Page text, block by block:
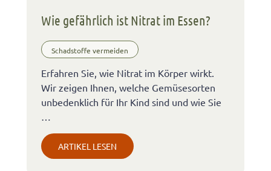
Wie gefährlich ist Nitrat im Essen?
Schadstoffe vermeiden
Erfahren Sie, wie Nitrat im Körper wirkt.
Wir zeigen Ihnen, welche Gemüsesorten
unbedenklich für Ihr Kind sind und wie Sie
ARTIKEL LESEN